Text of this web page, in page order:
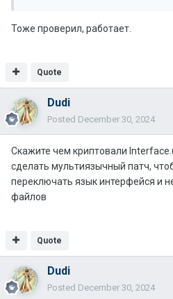
Тоже проверил, работает.
Quote
Dudi
Posted December 30, 2024
Скажите чем криптовали
сделать мультиязычный патч,
переключать язык интерфейся и
файлов
Quote
Dudi
Posted December 30, 2024